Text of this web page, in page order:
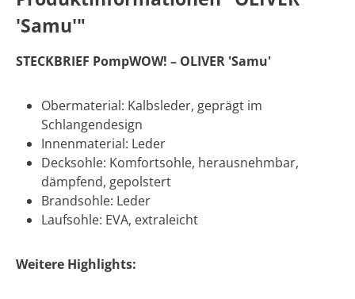
'Samu'"
STECKBRIEF PompWOW! – OLIVER 'Samu'
Obermaterial: Kalbsleder, geprägt im
Schlangendesign
Innenmaterial: Leder
Decksohle: Komfortsohle, herausnehmbar,
dämpfend, gepolstert
Brandsohle: Leder
Laufsohle: EVA, extraleicht
Weitere Highlights: